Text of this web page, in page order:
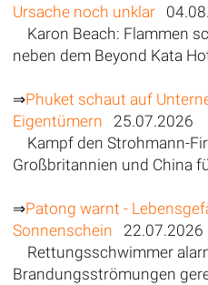
Ursache noch unklar
Karon Beach: Flammen
neben dem Beyond Kata
⇒Phuket schaut auf
Eigentümern 25.07.2026
Kampf den Strohmann-
Großbritannien und China
⇒Patong warnt -
Sonnenschein 22.07.2026
Rettungsschwimmer
Brandungsströmungen